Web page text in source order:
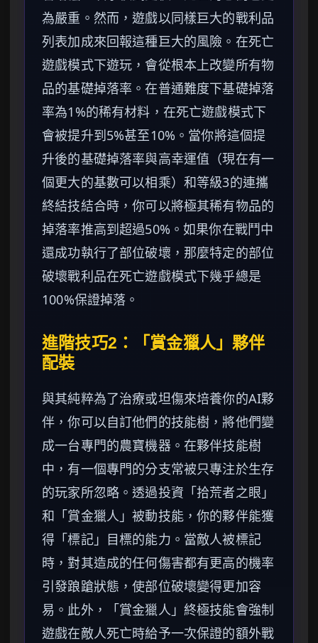
為嚴重。然而，遊戲以同樣巨大的戰利品
列表加成來回報這種巨大的風險。在死亡
遊戲模式下遊玩，會從根本上改變所有物
品的基礎掉落率。在普通難度下基礎掉落
率為1%的稀有材料，在死亡遊戲模式下
會被提升到5%甚至10%。當你將這個提
升後的基礎掉落率與高幸運值（現在有一
個更大的基數可以相乘）和等級3的連攜
終結技結合時，你可以將極其稀有物品的
掉落率推高到超過50%。如果你在戰鬥中
還成功執行了部位破壞，那麼特定的部位
破壞戰利品在死亡遊戲模式下幾乎總是
100%保證掉落。
進階技巧2：「賞金獵人」夥伴
配裝
與其純粹為了治療或坦傷來培養你的AI夥
伴，你可以自訂他們的技能樹，將他們變
成一台專門的農寶機器。在夥伴技能樹
中，有一個專門的分支常被只專注於生存
的玩家所忽略。透過投資「拾荒者之眼」
和「賞金獵人」被動技能，你的夥伴能獲
得「標記」目標的能力。當敵人被標記
時，對其造成的任何傷害都有更高的機率
引發踉蹌狀態，使部位破壞變得更加容
易。此外，「賞金獵人」終極技能會強制
遊戲在敵人死亡時給予一次保證的額外戰